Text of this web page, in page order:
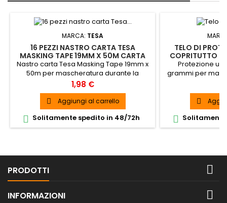
MARCA: TESA
16 PEZZI NASTRO CARTA TESA
MASKING TAPE 19MM X 50M CARTA
GOMMATA MASCHERATURA
Nastro carta Tesa Masking Tape 19mm x
50m per mascheratura durante la
verniciatura, confezione da 16 pezzi
Prezzo
1,98 €
 Aggiungi al carrello
 Solitamente spedito in 48/72h
TELO DI
COPRITUTTO
Protezione
grammi per
Telo in


PRODOTTI 
INFORMAZIONI 